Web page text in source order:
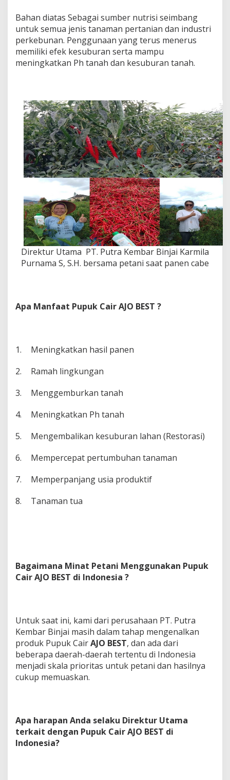
Bahan diatas Sebagai sumber nutrisi seimbang
untuk semua jenis tanaman pertanian dan industri
perkebunan. Penggunaan yang terus menerus
memiliki efek kesuburan serta mampu
meningkatkan Ph tanah dan kesuburan tanah.
Direktur Utama PT. Putra Kembar Binjai Karmila
Purnama S, S.H. bersama petani saat panen cabe
Apa Manfaat Pupuk Cair AJO BEST ?
1.
Meningkatkan hasil panen
2.
Ramah lingkungan
3.
Menggemburkan tanah
4.
Meningkatkan Ph tanah
5.
Mengembalikan kesuburan lahan (Restorasi)
6.
Mempercepat pertumbuhan tanaman
7.
Memperpanjang usia produktif
8.
Tanaman tua
Bagaimana Minat Petani Menggunakan Pupuk
Cair AJO BEST di Indonesia ?
Untuk saat ini, kami dari perusahaan PT. Putra
Kembar Binjai masih dalam tahap mengenalkan
produk Pupuk CairAJO BEST, dan ada dari
beberapa daerah-daerah tertentu di Indonesia
menjadi skala prioritas untuk petani dan hasilnya
cukup memuaskan.
Apa harapan Anda selaku Direktur Utama
terkait dengan Pupuk Cair AJO BEST di
Indonesia?